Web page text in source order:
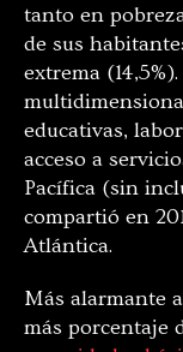
tanto en
de sus
extrema
educativas,
acceso a
Pacífica (sin
compartió en
Atlántica.
Más alarmante
más porcentaje